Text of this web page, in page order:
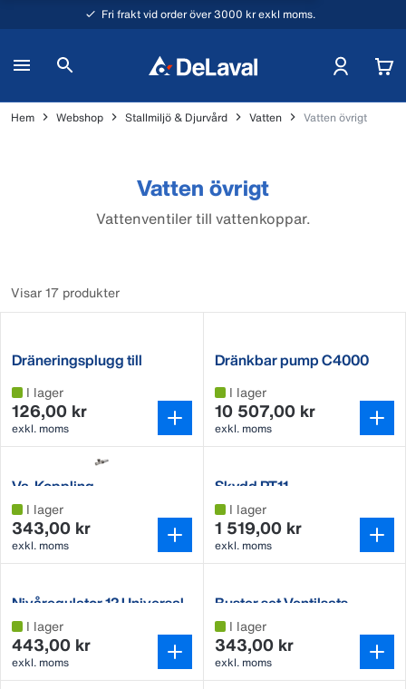
Fri frakt vid order över 3000 kr exkl moms.
Hem Webshop Stallmiljö & Djurvård Vatten Vatten övrigt
Vatten övrigt
Vattenventiler till vattenkoppar.
Visar 17 produkter
Dräneringsplugg till
I lager
126,00 kr
exkl. moms
Dränkbar pump C4000
I lager
10 507,00 kr
exkl. moms
Va-Koppling
I lager
343,00 kr
exkl. moms
Skydd PT11
I lager
1 519,00 kr
exkl. moms
Nivåregulator 12 Universal
I lager
443,00 kr
exkl. moms
Buster set Ventilsats
I lager
343,00 kr
exkl. moms